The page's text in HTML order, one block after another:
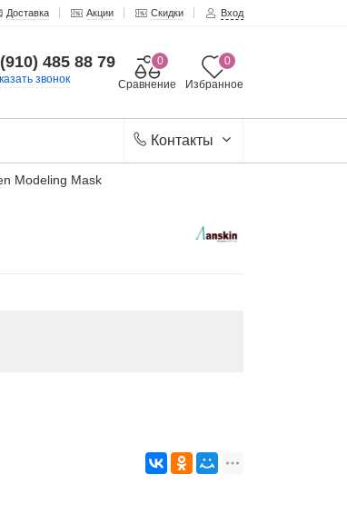
Доставка Акции Скидки Вход
485 88 79
звонок Избранное
0
Сравнение
0
Контакты
Modeling Mask